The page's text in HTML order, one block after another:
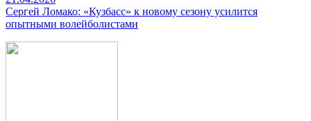
Сергей Ломако: «Кузбасс» к новому сезону усилится
опытными волейболистами